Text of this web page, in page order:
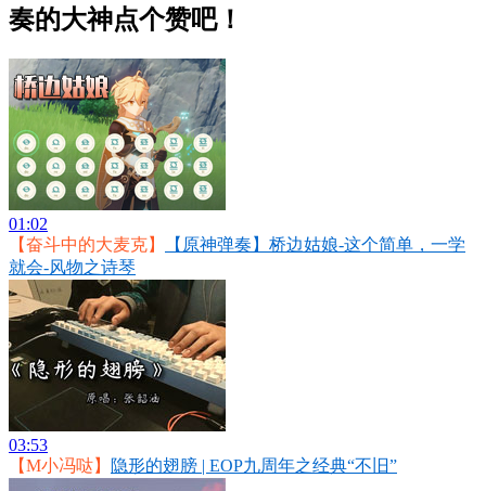
奏的大神点个赞吧！
01:02
【奋斗中的大麦克】
【原神弹奏】桥边姑娘-这个简单，一学
就会-风物之诗琴
03:53
【M小冯哒】
隐形的翅膀 | EOP九周年之经典“不旧”